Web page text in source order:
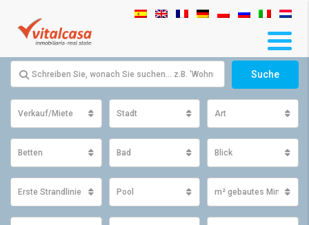
Suche
Verkauf/Miete Stadt Art
Betten Bad Blick
Erste Strandlinie Pool m² gebautes Minimum